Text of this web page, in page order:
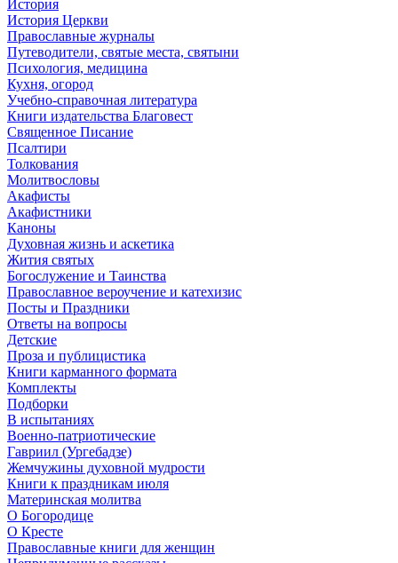
История
История Церкви
Православные журналы
Путеводители, святые места, святыни
Психология, медицина
Кухня, огород
Учебно-справочная литература
Книги издательства Благовест
Священное Писание
Псалтири
Толкования
Молитвословы
Акафисты
Акафистники
Каноны
Духовная жизнь и аскетика
Жития святых
Богослужение и Таинства
Православное вероучение и катехизис
Посты и Праздники
Ответы на вопросы
Детские
Проза и публицистика
Книги карманного формата
Комплекты
Подборки
В испытаниях
Военно-патриотические
Гавриил (Ургебадзе)
Жемчужины духовной мудрости
Книги к праздникам июля
Материнская молитва
О Богородице
О Кресте
Православные книги для женщин